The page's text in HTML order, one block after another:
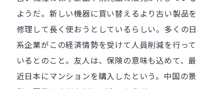
ようだ。新しい機器に買い替えるより古い製品を
修理して長く使おうとしているらしい。多くの日
系企業がこの経済情勢を受けて人員削減を行って
いるとのこと。友人は、保険の意味も込めて、最
近日本にマンションを購入したという。中国の景